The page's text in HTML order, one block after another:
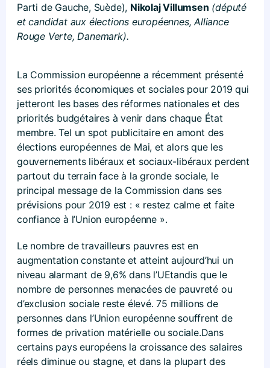
Parti de Gauche, Suède), Nikolaj Villumsen (député
et candidat aux élections européennes, Alliance
Rouge Verte, Danemark).
La Commission européenne a récemment présenté
ses priorités économiques et sociales pour 2019 qui
jetteront les bases des réformes nationales et des
priorités budgétaires à venir dans chaque État
membre. Tel un spot publicitaire en amont des
élections européennes de Mai, et alors que les
gouvernements libéraux et sociaux-libéraux perdent
partout du terrain face à la gronde sociale, le
principal message de la Commission dans ses
prévisions pour 2019 est : « restez calme et faite
confiance à l’Union européenne ».
Le nombre de travailleurs pauvres est en
augmentation constante et atteint aujourd’hui un
niveau alarmant de 9,6% dans l’UEtandis que le
nombre de personnes menacées de pauvreté ou
d’exclusion sociale reste élevé. 75 millions de
personnes dans l’Union européenne souffrent de
formes de privation matérielle ou sociale.Dans
certains pays européens la croissance des salaires
réels diminue ou stagne, et dans la plupart des